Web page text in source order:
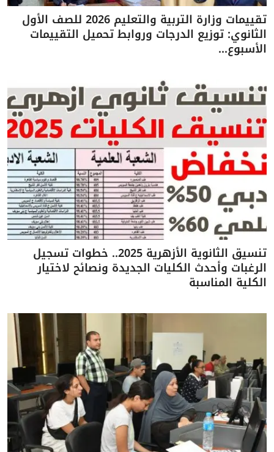
تقييمات وزارة التربية والتعليم 2026 للصف الأول
الثانوي: توزيع الدرجات وروابط تحميل التقييمات
الأسبوع...
تنسيق الثانوية الأزهرية 2025.. خطوات تسجيل
الرغبات وأحدث الكليات الجديدة ونصائح لاختيار
الكلية المناسبة